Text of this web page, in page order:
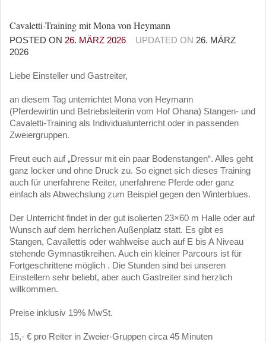
Cavaletti-Training mit Mona von Heymann
POSTED ON 26. MÄRZ 2026 UPDATED ON 26. MÄRZ
2026
Liebe Einsteller und Gastreiter,
an diesem Tag unterrichtet Mona von Heymann
(Pferdewirtin und Betriebsleiterin vom Hof Ohana) Stangen- und
Cavaletti-Training als Individualunterricht oder in passenden
Zweiergruppen.
Freut euch auf „Dressur mit ein paar Bodenstangen“. Alles geht
ganz locker und ohne Druck zu. So eignet sich dieses Training
auch für unerfahrene Reiter, unerfahrene Pferde oder ganz
einfach als Abwechslung zum Beispiel gegen den Winterblues.
Der Unterricht findet in der gut isolierten 23×60 m Halle oder auf
Wunsch auf dem herrlichen Außenplatz statt. Es gibt es
Stangen, Cavallettis oder wahlweise auch auf E bis A Niveau
stehende Gymnastikreihen. Auch ein kleiner Parcours ist für
Fortgeschrittene möglich . Die Stunden sind bei unseren
Einstellern sehr beliebt, aber auch Gastreiter sind herzlich
willkommen.
Preise inklusiv 19% MwSt.
15,- € pro Reiter in Zweier-Gruppen circa 45 Minuten